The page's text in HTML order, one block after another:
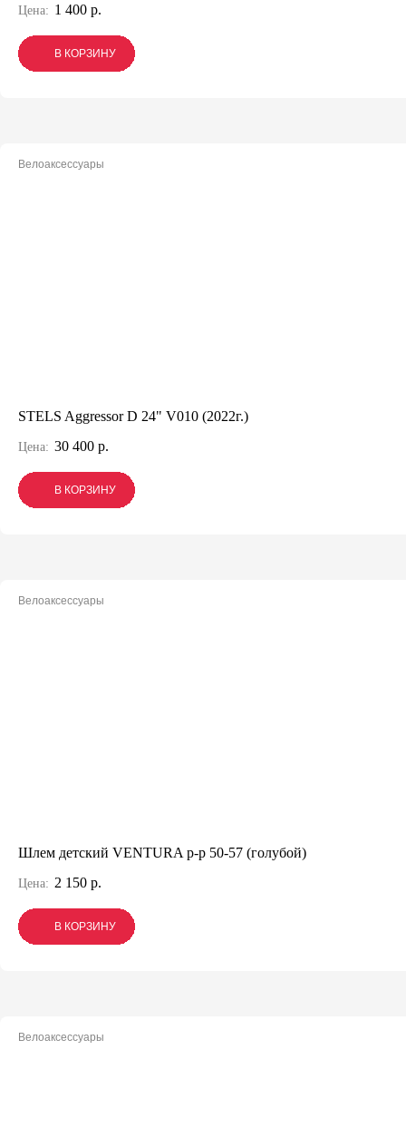
Цена: 1 400 р.
В КОРЗИНУ
В КОРЗИНУ
В КОРЗИНУ
Велоаксессуары
STELS Aggressor D 24" V010 (2022г.)
Цена: 30 400 р.
В КОРЗИНУ
В КОРЗИНУ
В КОРЗИНУ
Велоаксессуары
Шлем детский VENTURA р-р 50-57 (голубой)
Цена: 2 150 р.
В КОРЗИНУ
В КОРЗИНУ
В КОРЗИНУ
Велоаксессуары